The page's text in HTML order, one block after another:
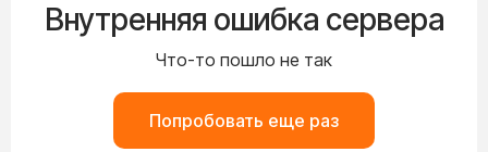
Внутренняя ошибка сервера
Что-то пошло не так
Попробовать еще раз